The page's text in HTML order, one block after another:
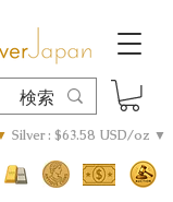
Silver : $63.58 USD/oz ▼